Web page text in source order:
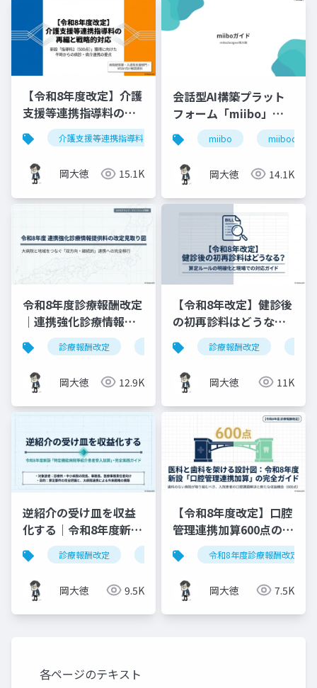
【令和8年度改定】介護
支援等連携指導料の再
編と戦略的対応｜指導
料2（500点）の要件整
理
介護支援等連携指導料 令和8年度診療報酬改定
岡大徳 15.1K
会話型AI構築プラット
フォーム「miibo」ガ
イド
miibo
岡大徳 14.1K
令和8年度診療報酬改定
｜連携強化診療情報提
供料の見直しを図解で
解説
診療報酬改定 連携強化診療情報提供料 令和8年度
岡大徳 12.9K
【令和8年改定】健診後
の初再診料はどうな
る？算定ルールの明確
化と現場での対応ガイ
ド
診療報酬改定
岡大徳 11K
逆紹介の受け皿を収益
化する｜令和8年度新設
「特定機能病院等紹介
患者受入加算」完全実
践ガイド
診療報酬改定 特定機能病院等紹介患者受入加算
岡大徳 9.5K
【令和8年度改定】口腔
管理連携加算600点の算
定要件・施設基準まと
め
令和8年度診療報酬改定
岡大徳 7.5K
各ページのテキスト